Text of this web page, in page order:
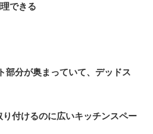
できる
部分が奥まっていて、デッドス
付けるのに広いキッチンスペー